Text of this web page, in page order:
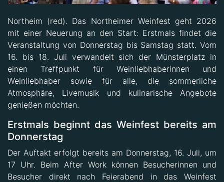
Northeim (red). Das Northeimer Weinfest geht 2026
mit einer Neuerung an den Start: Erstmals findet die
Veranstaltung von Donnerstag bis Samstag statt. Vom
16. bis 18. Juli verwandelt sich der Münsterplatz in
einen Treffpunkt für Weinliebhaberinnen und
Weinliebhaber sowie für alle, die sommerliche
Atmosphäre, Livemusik und kulinarische Angebote
genießen möchten.
Erstmals beginnt das Weinfest bereits am
Donnerstag
Der Auftakt erfolgt bereits am Donnerstag, 16. Juli, um
17 Uhr. Beim After Work können Besucherinnen und
Besucher direkt nach Feierabend in das Weinfest